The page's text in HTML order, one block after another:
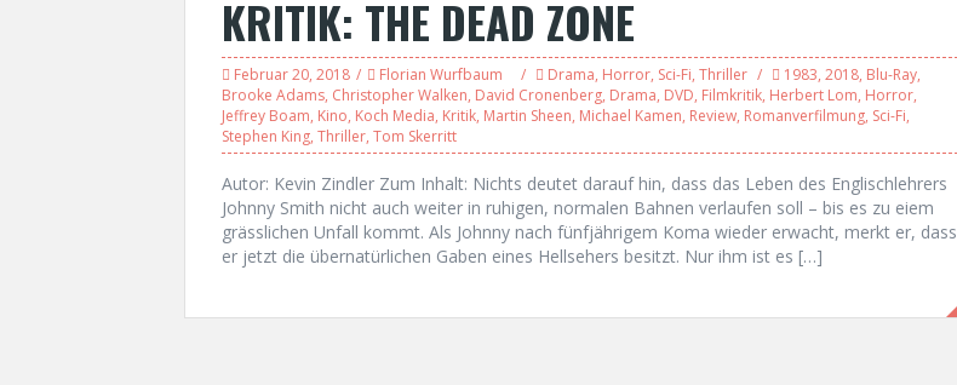
KRITIK: THE DEAD ZONE
Februar 20, 2018 Florian Wurfbaum Drama, Horror, Sci-Fi, Thriller 1983, 2018, Blu-Ray,
Brooke Adams, Christopher Walken, David Cronenberg, Drama, DVD, Filmkritik, Herbert Lom, Horror,
Jeffrey Boam, Kino, Koch Media, Kritik, Martin Sheen, Michael Kamen, Review, Romanverfilmung, Sci-Fi,
Stephen King, Thriller, Tom Skerritt
Autor: Kevin Zindler Zum Inhalt: Nichts deutet darauf hin, dass das Leben des Englischlehrers
Johnny Smith nicht auch weiter in ruhigen, normalen Bahnen verlaufen soll – bis es zu eiem
grässlichen Unfall kommt. Als Johnny nach fünfjährigem Koma wieder erwacht, merkt er, dass
er jetzt die übernatürlichen Gaben eines Hellsehers besitzt. Nur ihm ist es […]